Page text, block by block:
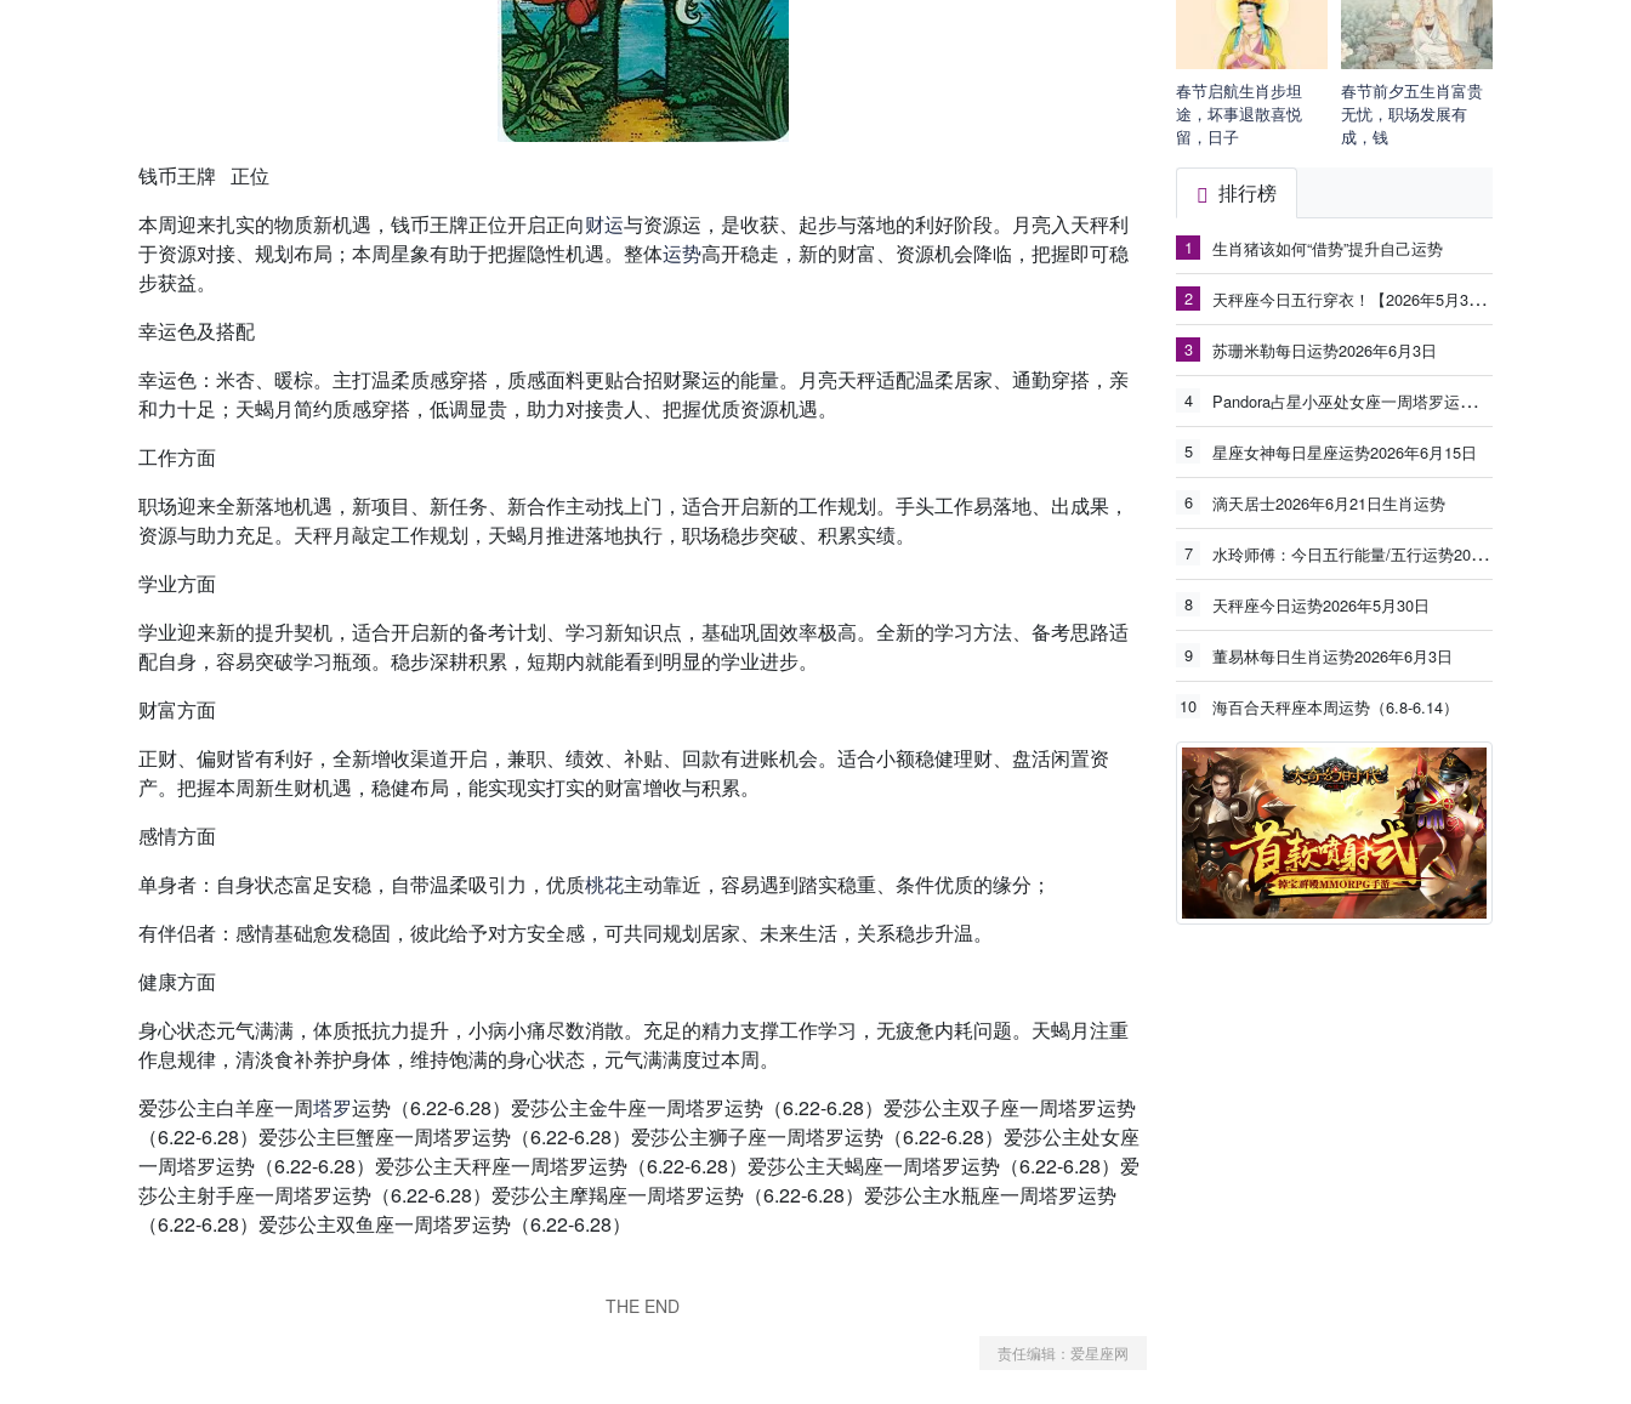
钱币王牌 正位
本周迎来扎实的物质新机遇，钱币王牌正位开启正向财运与资源运，是收获、起步与落地的利好阶段。月亮入天秤利
于资源对接、规划布局；本周星象有助于把握隐性机遇。整体运势高开稳走，新的财富、资源机会降临，把握即可稳
步获益。
幸运色及搭配
幸运色：米杏、暖棕。主打温柔质感穿搭，质感面料更贴合招财聚运的能量。月亮天秤适配温柔居家、通勤穿搭，亲
和力十足；天蝎月简约质感穿搭，低调显贵，助力对接贵人、把握优质资源机遇。
工作方面
职场迎来全新落地机遇，新项目、新任务、新合作主动找上门，适合开启新的工作规划。手头工作易落地、出成果，
资源与助力充足。天秤月敲定工作规划，天蝎月推进落地执行，职场稳步突破、积累实绩。
学业方面
学业迎来新的提升契机，适合开启新的备考计划、学习新知识点，基础巩固效率极高。全新的学习方法、备考思路适
配自身，容易突破学习瓶颈。稳步深耕积累，短期内就能看到明显的学业进步。
财富方面
正财、偏财皆有利好，全新增收渠道开启，兼职、绩效、补贴、回款有进账机会。适合小额稳健理财、盘活闲置资
产。把握本周新生财机遇，稳健布局，能实现实打实的财富增收与积累。
感情方面
单身者：自身状态富足安稳，自带温柔吸引力，优质桃花主动靠近，容易遇到踏实稳重、条件优质的缘分；
有伴侣者：感情基础愈发稳固，彼此给予对方安全感，可共同规划居家、未来生活，关系稳步升温。
健康方面
身心状态元气满满，体质抵抗力提升，小病小痛尽数消散。充足的精力支撑工作学习，无疲惫内耗问题。天蝎月注重
作息规律，清淡食补养护身体，维持饱满的身心状态，元气满满度过本周。
爱莎公主白羊座一周塔罗运势（6.22-6.28）爱莎公主金牛座一周塔罗运势（6.22-6.28）爱莎公主双子座一周塔罗运势
（6.22-6.28）爱莎公主巨蟹座一周塔罗运势（6.22-6.28）爱莎公主狮子座一周塔罗运势（6.22-6.28）爱莎公主处女座
一周塔罗运势（6.22-6.28）爱莎公主天秤座一周塔罗运势（6.22-6.28）爱莎公主天蝎座一周塔罗运势（6.22-6.28）爱
莎公主射手座一周塔罗运势（6.22-6.28）爱莎公主摩羯座一周塔罗运势（6.22-6.28）爱莎公主水瓶座一周塔罗运势
（6.22-6.28）爱莎公主双鱼座一周塔罗运势（6.22-6.28）
THE END
责任编辑：爱星座网
春节启航生肖步坦
途，坏事退散喜悦
留，日子
春节前夕五生肖富贵
无忧，职场发展有
成，钱
排行榜
1 生肖猪该如何“借势”提升自己运势
2 天秤座今日五行穿衣！【2026年5月30日】
3 苏珊米勒每日运势2026年6月3日
4 Pandora占星小巫处女座一周塔罗运势（6.8-6.14）
5 星座女神每日星座运势2026年6月15日
6 滴天居士2026年6月21日生肖运势
7 水玲师傅：今日五行能量/五行运势2026年5月25日
8 天秤座今日运势2026年5月30日
9 董易林每日生肖运势2026年6月3日
10 海百合天秤座本周运势（6.8-6.14）